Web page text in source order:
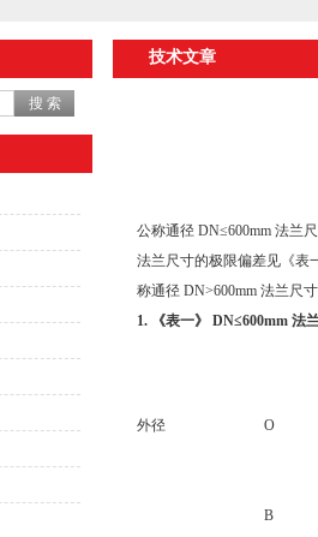
技术文章
公称通径 DN≤600mm 法兰
法兰尺寸的极限偏差见《表
称通径 DN>600mm 法兰尺
1. 《表一》 DN≤600mm 法
外径 O
B